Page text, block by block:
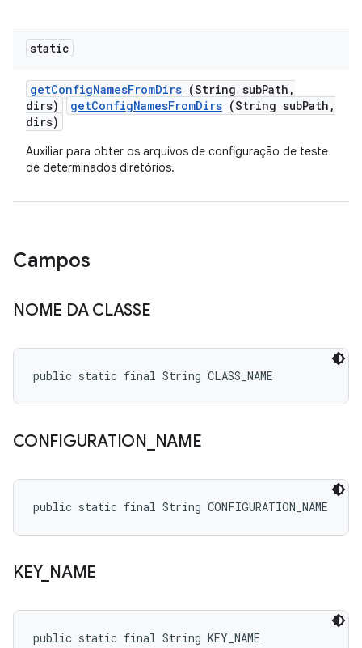
static
getConfigNamesFromDirs (String subPath ,
dirs)
getConfigNamesFromDirs (String subPath,
dirs)
Auxiliar para obter os arquivos de configuração de teste
de determinados diretórios.
Campos
NOME DA CLASSE
public static final String CLASS_NAME
CONFIGURATION NAME
public static final String CONFIGURATION_NAME
KEY_ NAME
public static final String KEY_NAME